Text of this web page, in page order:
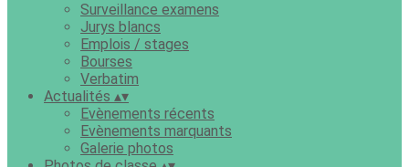
Surveillance examens
Jurys blancs
Emplois / stages
Bourses
Verbatim
Actualités ▴▾
Evènements récents
Evènements marquants
Galerie photos